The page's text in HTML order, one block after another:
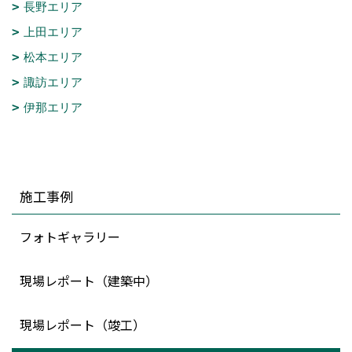
長野エリア
上田エリア
松本エリア
諏訪エリア
伊那エリア
施工事例
フォトギャラリー
現場レポート（建築中）
現場レポート（竣工）